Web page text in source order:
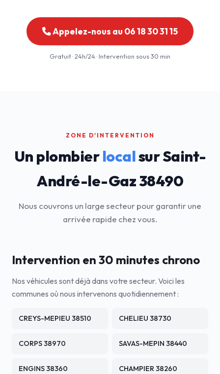
Appelez-nous au 06 18 30 31 15
Gratuit · 24h/24 · Intervention sous 30 min
ZONE D'INTERVENTION
Un plombierlocalsur Saint-
André-le-Gaz 38490
Nous couvrons un large secteur pour garantir une
arrivée rapide chez vous.
Intervention en 30 minutes chrono
Nos véhicules sont déjà dans votre secteur. Voici les
communes où nous intervenons quotidiennement :
CREYS-MEPIEU 38510 CHELIEU 38730
CORPS 38970 SAVAS-MEPIN 38440
ENGINS 38360 CHAMPIER 38260